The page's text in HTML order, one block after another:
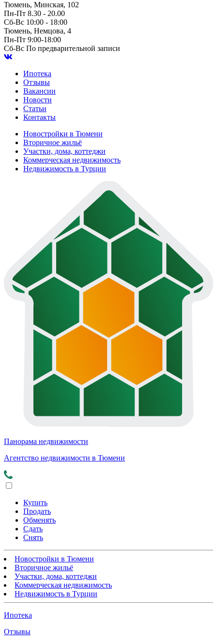
Тюмень, Минская, 102
Пн-Пт 8.30 - 20.00
Сб-Вс 10:00 - 18:00
Тюмень, Немцова, 4
Пн-Пт 9:00-18:00
Сб-Вс По предварительной записи
Ипотека
Отзывы
Вакансии
Новости
Статьи
Контакты
Новостройки в Тюмени
Вторичное жильё
Участки, дома, коттеджи
Коммерческая недвижимость
Недвижимость в Турции
Панорама недвижимости
Агентство недвижимости в Тюмени
Купить
Продать
Обменять
Сдать
Снять
Новостройки в Тюмени
Вторичное жильё
Участки, дома, коттеджи
Коммерческая недвижимость
Недвижимость в Турции
Ипотека
Отзывы